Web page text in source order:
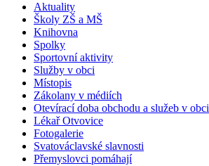
Aktuality
Školy ZŠ a MŠ
Knihovna
Spolky
Sportovní aktivity
Služby v obci
Místopis
Zákolany v médiích
Otevírací doba obchodu a služeb v obci
Lékař Otvovice
Fotogalerie
Svatováclavské slavnosti
Přemyslovci pomáhají